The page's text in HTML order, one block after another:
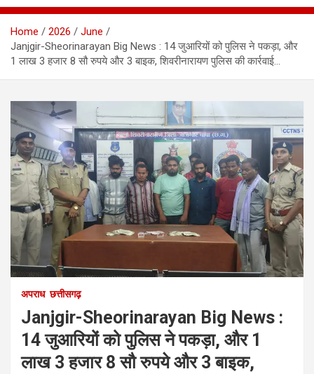
Home 2026
June
Janjgir-Sheorinarayan Big News : 14 जुआरियों को पुलिस ने पकड़ा, और
1 लाख 3 हजार 8 सौ रुपये और 3 बाइक, शिवरीनारायण पुलिस की कार्रवाई…
अपराध छत्तीसगढ़
Janjgir-Sheorinarayan Big News :
14 जुआरियों को पुलिस ने पकड़ा, और 1
लाख 3 हजार 8 सौ रुपये और 3 बाइक,